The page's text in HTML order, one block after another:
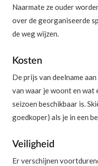
Naarmate ze ouder
over de georganiseerde
de weg wijzen.
Kosten
De prijs van deelname
van waar je woont en wat
seizoen beschikbaar is.
goedkoper) als je in een
Veiligheid
Er verschijnen